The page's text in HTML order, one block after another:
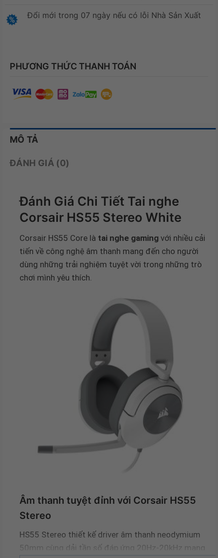
Đổi mới trong 07 ngày nếu có lỗi Nhà Sản Xuất
PHƯƠNG THỨC THANH TOÁN
MÔ TẢ
ĐÁNH GIÁ (0)
Đánh Giá Chi Tiết Tai nghe
Corsair HS55 Stereo White
Corsair HS55 Core là tai nghe gaming với nhiều cải
tiến về công nghệ âm thanh mang đến cho người
dùng những trải nghiệm tuyệt vời trong những trò
chơi mình yêu thích.
Âm thanh tuyệt đỉnh với Corsair HS55
Stereo
HS55 Stereo thiết kế driver âm thanh neodymium
50mm cùng dải tần số đáp ứng 20Hz-20kHz mang